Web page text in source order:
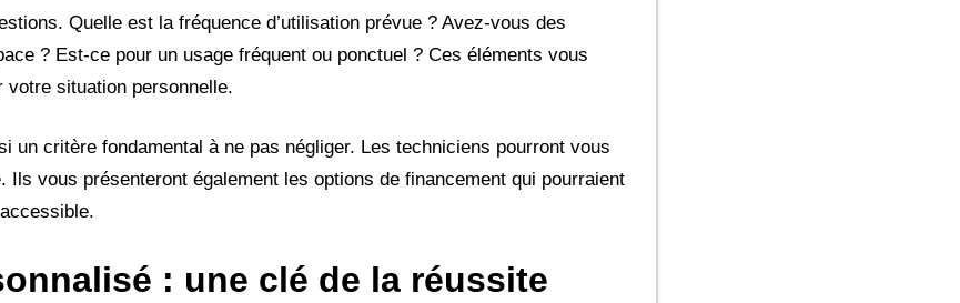
Quelle est la fréquence d’utilisation prévue ? Avez-vous des
? Est-ce pour un usage fréquent ou ponctuel ? Ces éléments vous
situation personnelle.
un critère fondamental à ne pas négliger. Les techniciens pourront vous
vous présenteront également les options de financement qui pourraient
: une clé de la réussite